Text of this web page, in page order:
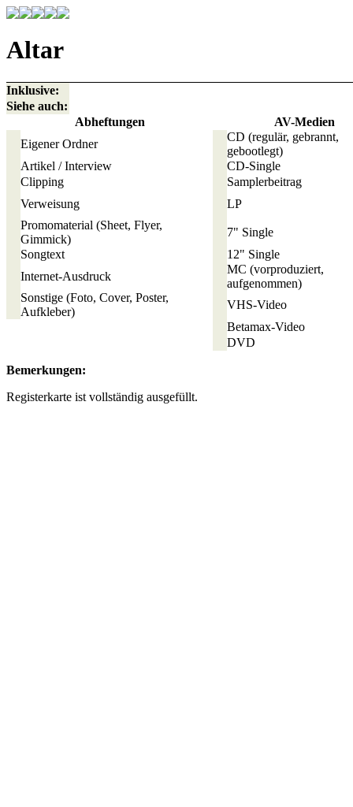
Altar
Inklusive:
Siehe auch:
Abheftungen
AV-Medien
Eigener Ordner
CD (regulär, gebrannt,
gebootlegt)
Artikel / Interview
CD-Single
Clipping
Samplerbeitrag
Verweisung
LP
Promomaterial (Sheet, Flyer,
Gimmick)
7" Single
Songtext
12" Single
Internet-Ausdruck
MC (vorproduziert,
aufgenommen)
Sonstige (Foto, Cover, Poster,
Aufkleber)
VHS-Video
Betamax-Video
DVD
Bemerkungen:
Registerkarte ist vollständig ausgefüllt.